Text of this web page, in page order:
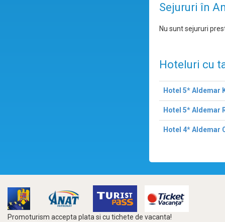
Sejururi în
Nu sunt sejururi
Hoteluri cu
Hotel 5* Aldemar
Hotel 5* Aldemar
Hotel 4* Aldemar
Promoturism accepta plata si cu tichete de vacanta!